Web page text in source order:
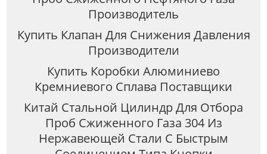
Производитель
Купить Клапан Для Снижения Давления
Производители
Купить Коробки Алюминиево
Кремниевого Сплава Поставщики
Китай Стальной Цилиндр Для Отбора
Проб Сжиженного Газа 304 Из
Нержавеющей Стали С Быстрым